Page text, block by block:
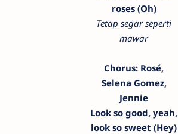
roses (Oh)
Tetap segar seperti
mawar
Chorus: Rosé,
Selena Gomez,
Jennie
Look so good, yeah,
look so sweet (Hey)